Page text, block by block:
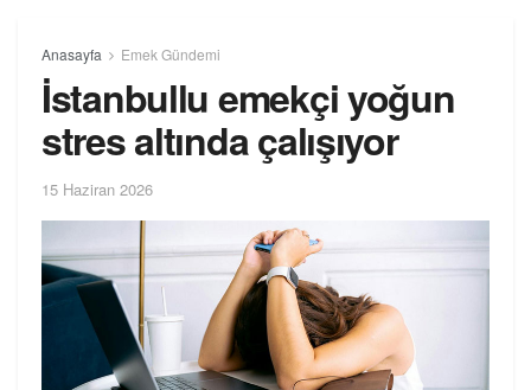
Anasayfa Emek Gündemi
İstanbullu emekçi yoğun
stres altında çalışıyor
15 Haziran 2026